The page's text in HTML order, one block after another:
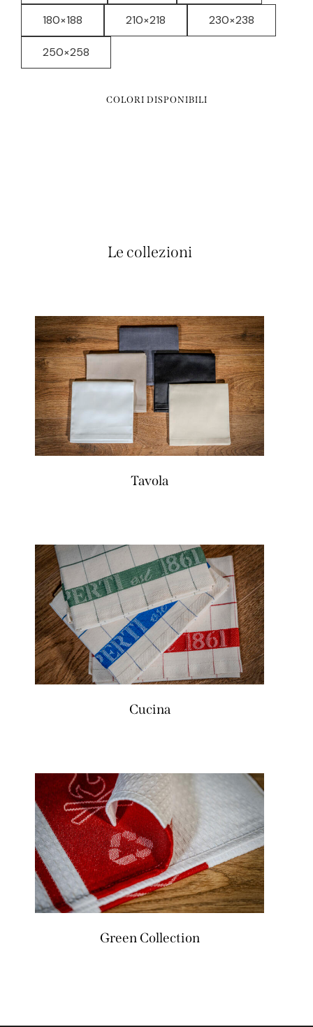
COLORI DISPONIBILI
180×188 210×218 230×238
250×258
Le collezioni
Tavola
Cucina
Green Collection